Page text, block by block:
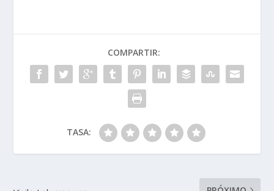
o
o
k
dI
n
A
p
p
ar
ti
r
COMPARTIR:
TASA: